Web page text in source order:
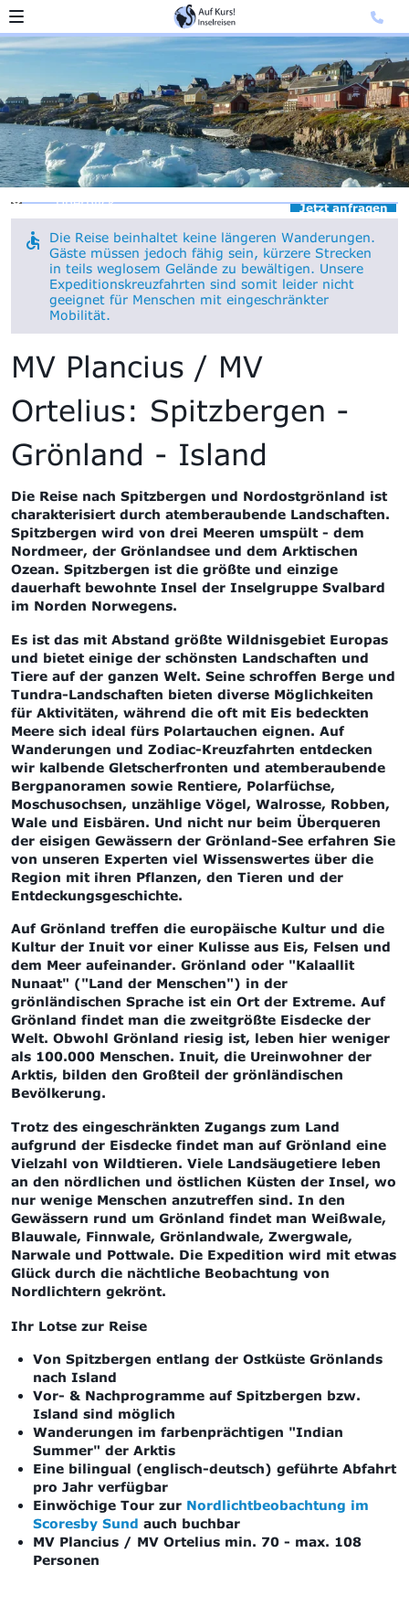
Überblick Jetzt anfragen
MV Plancius / MV
Ortelius: Spitzbergen -
Grönland - Island
Die Reise nach Spitzbergen und Nordostgrönland ist
charakterisiert durch atemberaubende Landschaften.
Spitzbergen wird von drei Meeren umspült - dem
Nordmeer, der Grönlandsee und dem Arktischen
Ozean. Spitzbergen ist die größte und einzige
dauerhaft bewohnte Insel der Inselgruppe Svalbard
im Norden Norwegens.
Es ist das mit Abstand größte Wildnisgebiet Europas
und bietet einige der schönsten Landschaften und
Tiere auf der ganzen Welt. Seine schroffen Berge und
Tundra-Landschaften bieten diverse Möglichkeiten
für Aktivitäten, während die oft mit Eis bedeckten
Meere sich ideal fürs Polartauchen eignen. Auf
Wanderungen und Zodiac-Kreuzfahrten entdecken
wir kalbende Gletscherfronten und atemberaubende
Bergpanoramen sowie Rentiere, Polarfüchse,
Moschusochsen, unzählige Vögel, Walrosse, Robben,
Wale und Eisbären. Und nicht nur beim Überqueren
der eisigen Gewässern der Grönland-See erfahren Sie
von unseren Experten viel Wissenswertes über die
Region mit ihren Pflanzen, den Tieren und der
Entdeckungsgeschichte.
Auf Grönland treffen die europäische Kultur und die
Kultur der Inuit vor einer Kulisse aus Eis, Felsen und
dem Meer aufeinander. Grönland oder "Kalaallit
Nunaat" ("Land der Menschen") in der
grönländischen Sprache ist ein Ort der Extreme. Auf
Grönland findet man die zweitgrößte Eisdecke der
Welt. Obwohl Grönland riesig ist, leben hier weniger
als 100.000 Menschen. Inuit, die Ureinwohner der
Arktis, bilden den Großteil der grönländischen
Bevölkerung.
Trotz des eingeschränkten Zugangs zum Land
aufgrund der Eisdecke findet man auf Grönland eine
Vielzahl von Wildtieren. Viele Landsäugetiere leben
an den nördlichen und östlichen Küsten der Insel, wo
nur wenige Menschen anzutreffen sind. In den
Gewässern rund um Grönland findet man Weißwale,
Blauwale, Finnwale, Grönlandwale, Zwergwale,
Narwale und Pottwale. Die Expedition wird mit etwas
Glück durch die nächtliche Beobachtung von
Nordlichtern gekrönt.
Ihr Lotse zur Reise
Von Spitzbergen entlang der Ostküste Grönlands
nach Island
Vor- & Nachprogramme auf Spitzbergen bzw.
Island sind möglich
Wanderungen im farbenprächtigen "Indian
Summer" der Arktis
Eine bilingual (englisch-deutsch) geführte Abfahrt
pro Jahr verfügbar
Einwöchige Tour zur Nordlichtbeobachtung im
Scoresby Sund auch buchbar
MV Plancius / MV Ortelius min. 70 - max. 108
Personen
Die Reise beinhaltet keine längeren Wanderungen.
Gäste müssen jedoch fähig sein, kürzere Strecken
in teils weglosem Gelände zu bewältigen. Unsere
Expeditionskreuzfahrten sind somit leider nicht
geeignet für Menschen mit eingeschränkter
Mobilität.